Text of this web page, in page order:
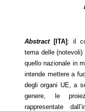
Abstract[ITA] : il
tema delle (notevoli)
quello nazionale in
intende mettere a
degli organi UE, a
genere, le
rappresentate